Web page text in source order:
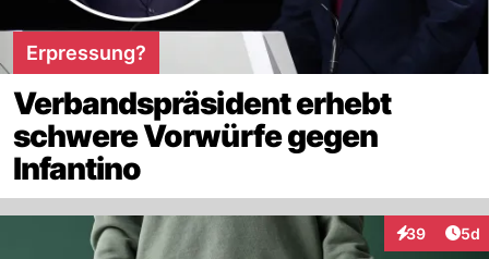
Erpressung?
Verbandspräsident erhebt
schwere Vorwürfe gegen
Infantino
39
Interaktionen
5d